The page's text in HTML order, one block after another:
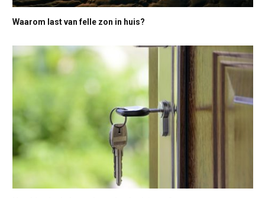
Waarom last van felle zon in huis?